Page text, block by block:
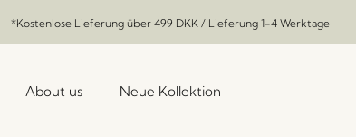
*Kostenlose Lieferung über 499 DKK / Lieferung 1-4 Werktage
About us Neue Kollektion